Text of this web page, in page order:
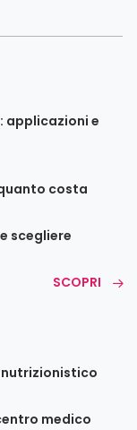
e
costa
scegliere
SCOPRI
medico